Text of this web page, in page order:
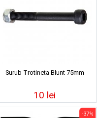
Surub Trotineta Blunt 75mm
10 lei
-37%